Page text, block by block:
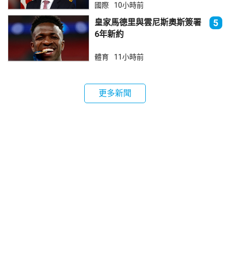
國際 10小時前
皇家馬德里與雲尼斯奧斯簽署
6年新約
5
體育 11小時前
更多新聞